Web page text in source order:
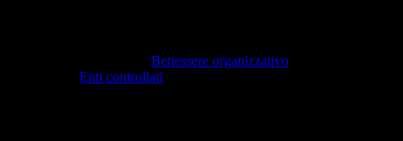
Benessere organizzativo
Enti controllati